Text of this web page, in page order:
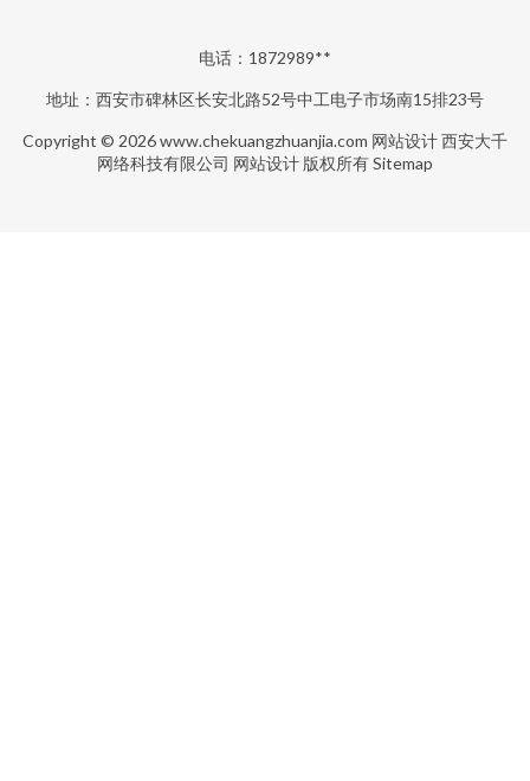
电话：1872989**
地址：西安市碑林区长安北路52号中工电子市场南15排23号
Copyright © 2026www.chekuangzhuanjia.com 网站设计西安大千
网络科技有限公司 网站设计 版权所有Sitemap